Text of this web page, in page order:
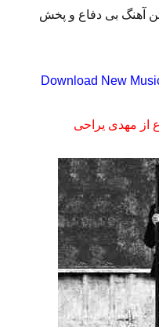
همراه با متن آهنگ بی دفاع و پخش
Download New
از مهدی یراحی